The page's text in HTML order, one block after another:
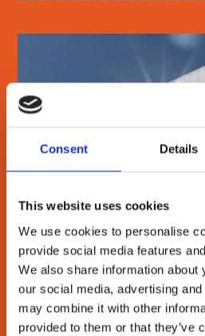
Consent Details
This website uses cookies
We use cookies to personalise
provide social media features
We also share information about
our social media, advertising
may combine it with other
provided to them or that they’ve
SE MERE